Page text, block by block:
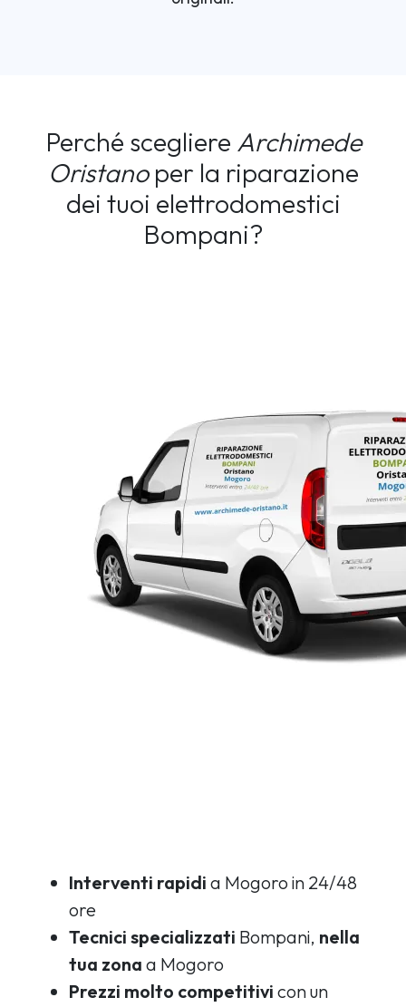
Perché scegliere Archimede
Oristanoper la riparazione
dei tuoi elettrodomestici
Bompani?
Interventi rapidi a Mogoro in 24/48
ore
Tecnici specializzati Bompani, nella
tua zona a Mogoro
Prezzi molto competitivi con un